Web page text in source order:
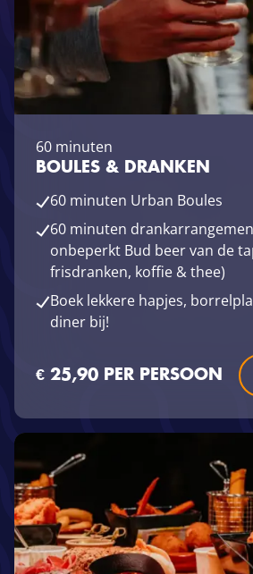
60 minuten
BOULES & DRANKEN
60 minuten Urban Boules
60 minuten
onbeperkt Bud beer van de
frisdranken, koffie & thee)
Boek lekkere hapjes,
diner bij!
€ 25,90 PER PERSOON